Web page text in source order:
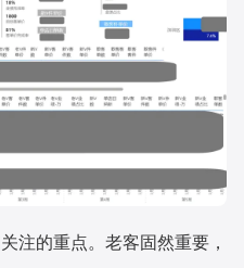
注的重点。老客固然重要，